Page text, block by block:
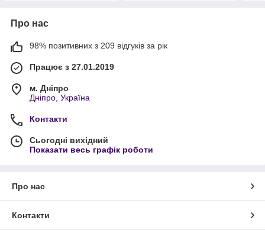
Про нас
98% позитивних з 209 відгуків за рік
Працює з 27.01.2019
м. Дніпро
Дніпро, Україна
Контакти
Сьогодні вихідний
Показати весь графік роботи
Про нас
Контакти